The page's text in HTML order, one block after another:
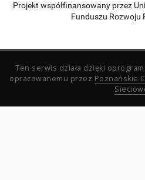
Projekt współfinansowany przez
Funduszu Rozwoju
Ten serwis działa dzięki
opracowanemu przez Poznańskie